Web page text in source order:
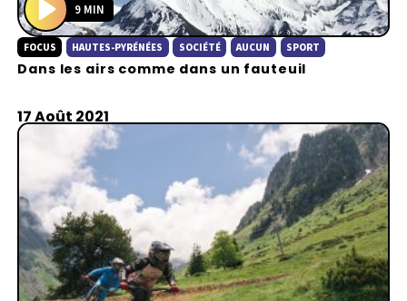
P
l
a
9 MIN
FOCUS HAUTES-PYRÉNÉES SOCIÉTÉ AUCUN SPORT
Dans les airs comme dans un fauteuil
17 Août 2021